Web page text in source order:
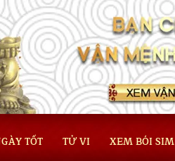
TỐT TỬ VI XEM BÓI SIM